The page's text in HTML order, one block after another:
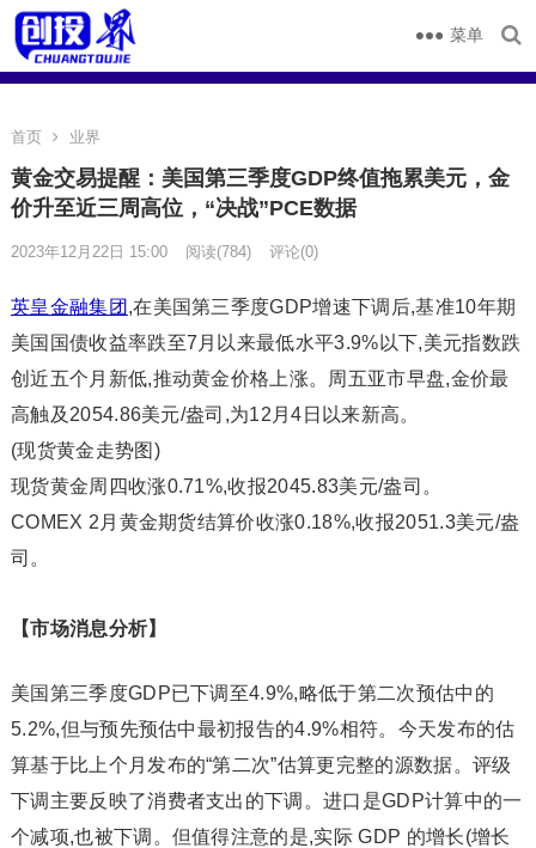
菜单
首页 业界
黄金交易提醒：美国第三季度GDP终值拖累美元，金
价升至近三周高位，“决战”PCE数据
2023年12月22日 15:00 阅读(784) 评论(0)
英皇金融集团 ,在美国第三季度GDP增速下调后,基准10年期
美国国债收益率跌至7月以来最低水平3.9%以下,美元指数跌
创近五个月新低,推动黄金价格上涨。周五亚市早盘,金价最
高触及2054.86美元/盎司,为12月4日以来新高。
(现货黄金走势图)
现货黄金周四收涨0.71%,收报2045.83美元/盎司。
COMEX 2月黄金期货结算价收涨0.18%,收报2051.3美元/盎
司。
【市场消息分析】
美国第三季度GDP已下调至4.9%,略低于第二次预估中的
5.2%,但与预先预估中最初报告的4.9%相符。今天发布的估
算基于比上个月发布的“第二次”估算更完整的源数据。评级
下调主要反映了消费者支出的下调。进口是GDP计算中的一
个减项,也被下调。但值得注意的是,实际 GDP 的增长(增长